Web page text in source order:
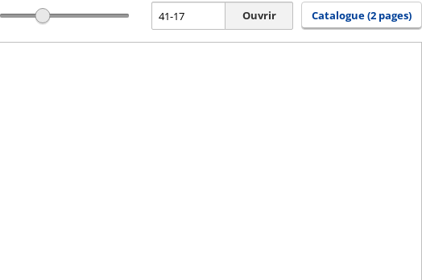
Ouvrir Catalogue (2 pages)